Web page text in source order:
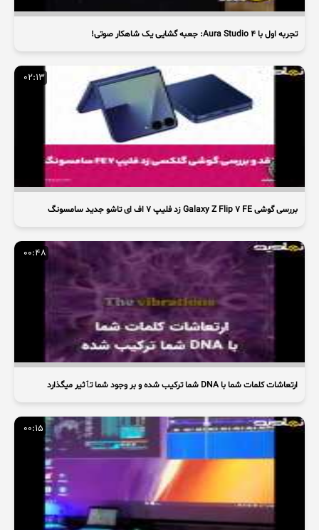
تجربه اول با Aura Studio 4: جعبه گشایی یک شاهکار صوتی!
02:13
بررسی گوشی Galaxy Z Flip 7 FE زد فلیپ ۷ اف ای تاشو جدید سامسونگ
00:48
ارتعاشات کلمات شما با DNA شما ترکیب شده و بر وجود شما تٱثیر میگذارد
00:15